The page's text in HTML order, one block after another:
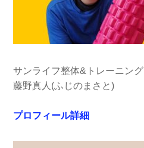
サンライフ整体&トレーニング
藤野真人(ふじのまさと)
プロフィール詳細